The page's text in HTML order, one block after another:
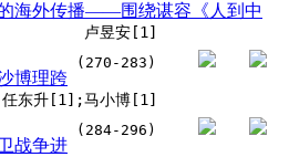
海外传播——围绕谌容《人到中
卢昱安[1]
(270-283)
博理跨
任东升[1];马小博[1]
(284-296)
战争进